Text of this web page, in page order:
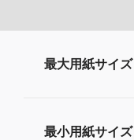
最大用紙サイズ
最小用紙サイズ